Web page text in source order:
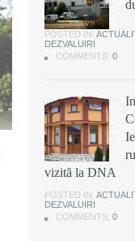
POSTED IN:
DEZVALUIRI
COMMENTS: 0
vizită la DNA
POSTED IN:
DEZVALUIRI
COMMENTS: 0